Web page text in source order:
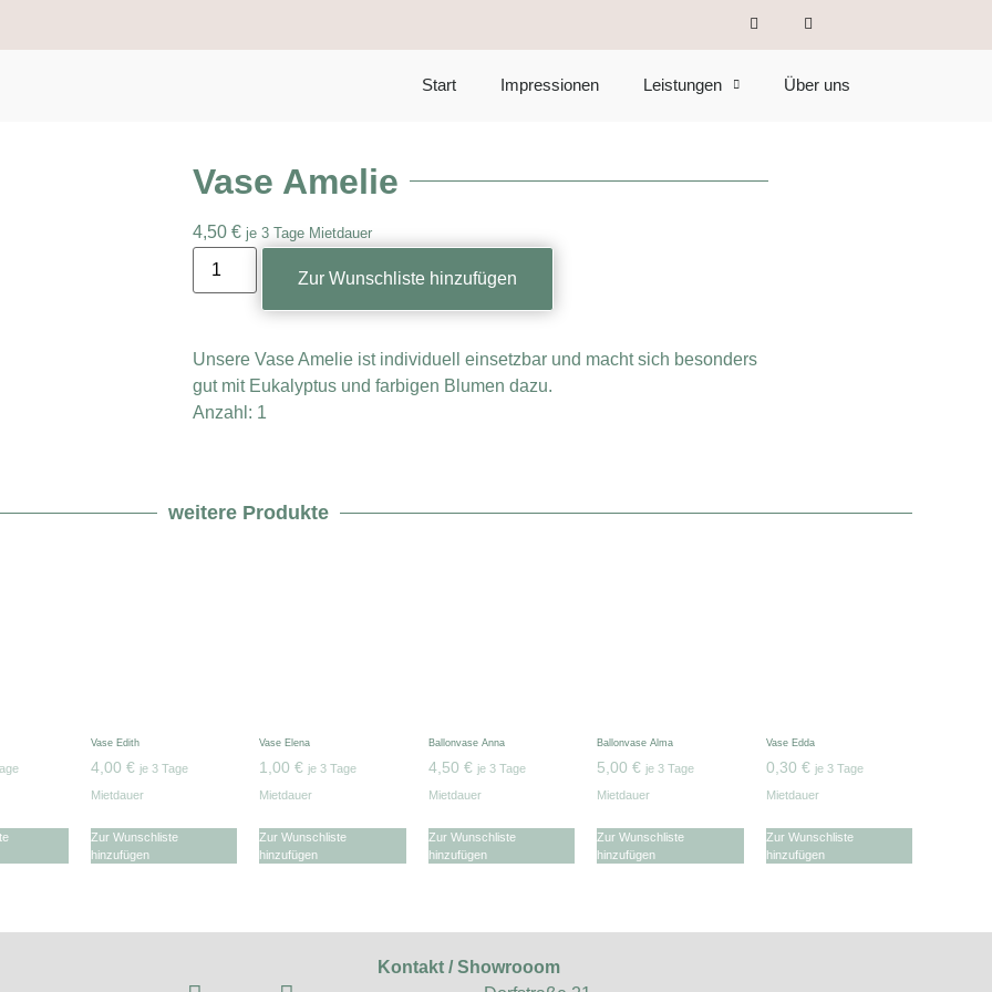
Start Impressionen Leistungen Über uns
Vase Amelie
4,50 € je 3 Tage Mietdauer
Zur Wunschliste hinzufügen
Unsere Vase Amelie ist individuell einsetzbar und macht sich besonders
gut mit Eukalyptus und farbigen Blumen dazu.
Anzahl: 1
weitere Produkte
Vase Edith
4,00 € je 3 Tage
Mietdauer
Zur Wunschliste
hinzufügen
Vase Elena
1,00 € je 3 Tage
Mietdauer
Zur Wunschliste
hinzufügen
Ballonvase Anna
4,50 € je 3 Tage
Mietdauer
Zur Wunschliste
hinzufügen
Ballonvase Alma
5,00 € je 3 Tage
Mietdauer
Zur Wunschliste
hinzufügen
Vase Edda
0,30 € je 3 Tage
Mietdauer
Zur Wunschliste
hinzufügen
Kontakt / Showrooom